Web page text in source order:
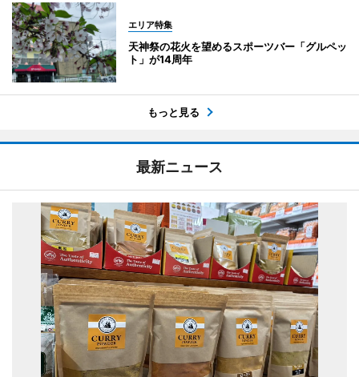
エリア特集
天神祭の花火を望めるスポーツバー「グルペッ
ト」が14周年
もっと見る
最新ニュース